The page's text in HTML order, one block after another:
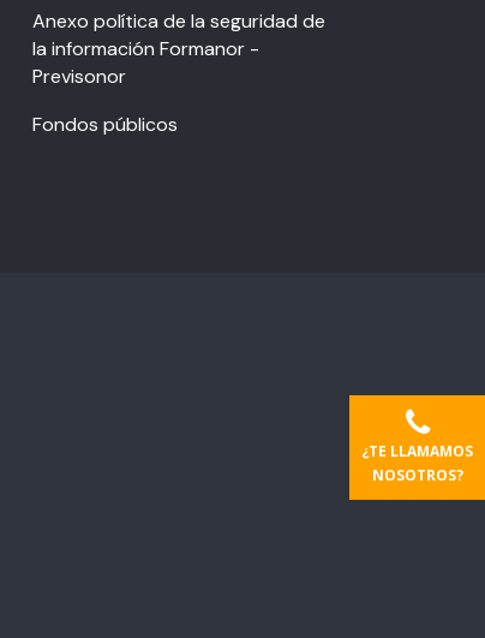
Anexo política de la seguridad de
la información Formanor -
Previsonor
Fondos públicos
¿TE LLAMAMOS
NOSOTROS?